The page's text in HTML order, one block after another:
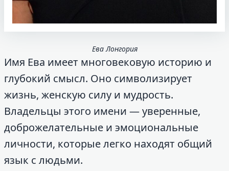
Ева Лонгория
Имя Ева имеет многовековую историю и
глубокий смысл. Оно символизирует
жизнь, женскую силу и мудрость.
Владельцы этого имени — уверенные,
доброжелательные и эмоциональные
личности, которые легко находят общий
язык с людьми.